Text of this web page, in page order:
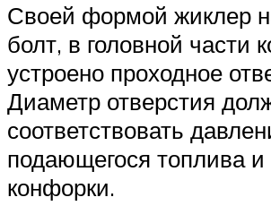
Своей формой жиклер
болт, в головной части
устроено проходное
Диаметр отверстия
соответствовать
подающегося топлива
конфорки.